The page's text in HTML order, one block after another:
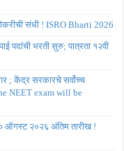
संधी ! ISRO Bharti 2026
पदांची भरती सुरु; पात्रता १२वी
; केंद्र सरकारचे सर्वोच्च
NEET exam will be
ऑगस्ट २०२६ अंतिम तारीख !